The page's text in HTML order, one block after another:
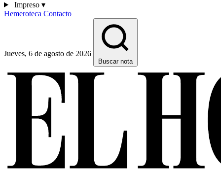
Impreso ▾
Hemeroteca Contacto
Jueves, 6 de agosto de 2026
Buscar nota